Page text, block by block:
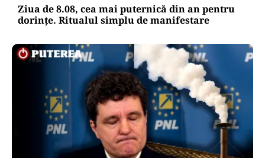
Ziua de 8.08, cea mai puternică din an pentru
dorințe. Ritualul simplu de manifestare